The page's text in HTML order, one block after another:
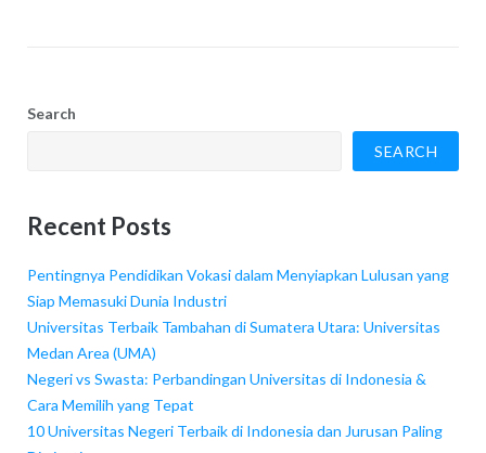
Search
SEARCH
Recent Posts
Pentingnya Pendidikan Vokasi dalam Menyiapkan Lulusan yang
Siap Memasuki Dunia Industri
Universitas Terbaik Tambahan di Sumatera Utara: Universitas
Medan Area (UMA)
Negeri vs Swasta: Perbandingan Universitas di Indonesia &
Cara Memilih yang Tepat
10 Universitas Negeri Terbaik di Indonesia dan Jurusan Paling